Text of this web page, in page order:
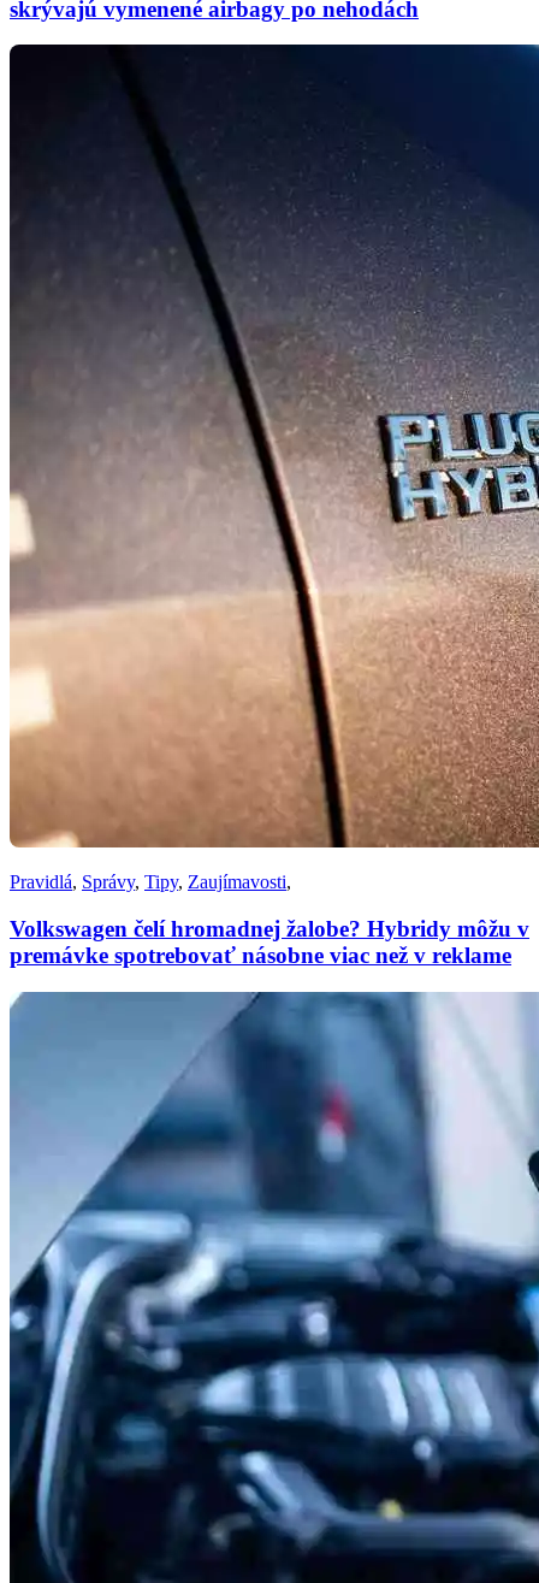
skrývajú vymenené airbagy po nehodách
Pravidlá, Správy, Tipy, Zaujímavosti,
Volkswagen čelí hromadnej žalobe? Hybridy môžu v
premávke spotrebovať násobne viac než v reklame